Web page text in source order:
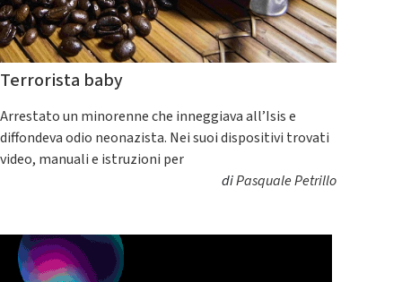
Terrorista baby
Arrestato un minorenne che inneggiava all’Isis e
diffondeva odio neonazista. Nei suoi dispositivi trovati
video, manuali e istruzioni per
diPasquale Petrillo